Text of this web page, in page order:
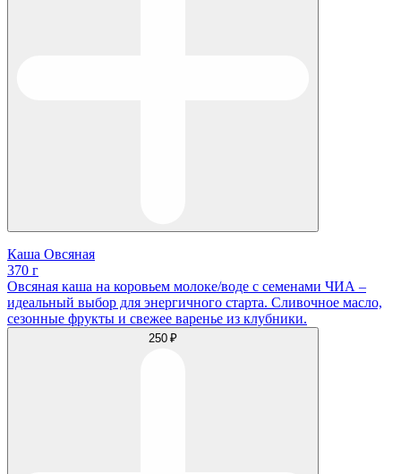
Каша Овсяная
370 г
Овсяная каша на коровьем молоке/воде с семенами ЧИА –
идеальный выбор для энергичного старта. Сливочное масло,
сезонные фрукты и свежее варенье из клубники.
250 ₽